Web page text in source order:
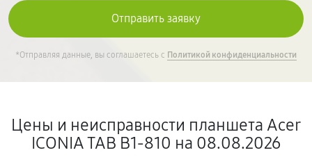
*Отправляя данные, вы соглашаетесь с Политикой конфиденциальности
Цены и неисправности планшета Acer
ICONIA TAB B1-810 на 08.08.2026